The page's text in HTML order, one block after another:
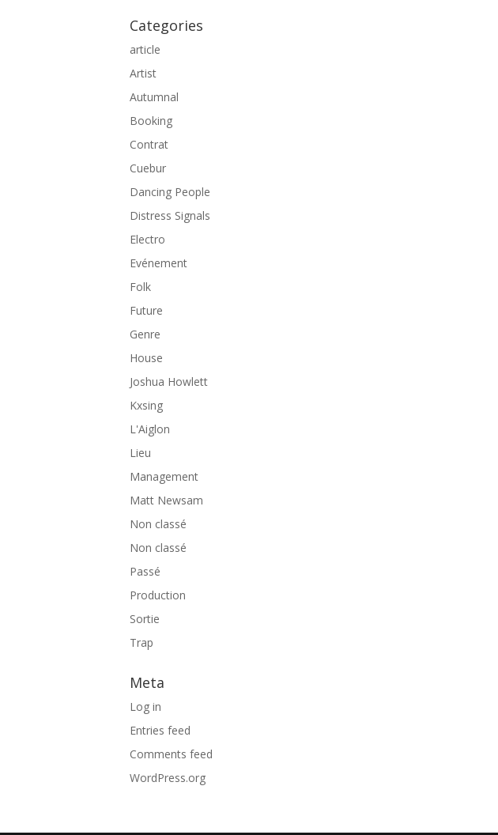
Categories
article
Artist
Autumnal
Booking
Contrat
Cuebur
Dancing People
Distress Signals
Electro
Evénement
Folk
Future
Genre
House
Joshua Howlett
Kxsing
L'Aiglon
Lieu
Management
Matt Newsam
Non classé
Non classé
Passé
Production
Sortie
Trap
Meta
Log in
Entries feed
Comments feed
WordPress.org